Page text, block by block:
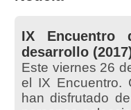
IX Encuentro
desarrollo
Este viernes 26
el IX Encuentro.
han disfrutado